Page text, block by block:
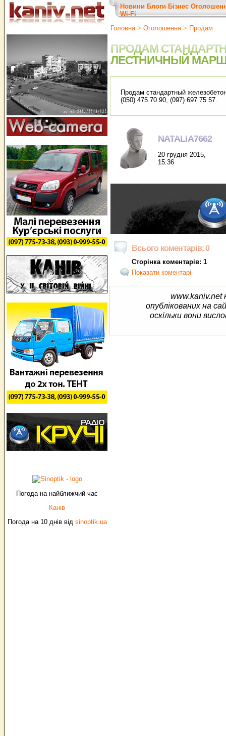
Погода на найближчий час
Канів
Погода на 10 днів від sinoptik.ua
Новини Блоги Бізнес
Wi-Fi
Головна> Оголошення > Продам
ПРОДАМ
ЛЕСТНИЧНЫЙ МАРШ
Продам стандартный
(050) 475 70 90, (097) 697 75 57.
NATALIA7662
20 грудня 2015,
15:36
Всього коментарів: 0
Сторінка коментарів: 1
Показати коментарі
www.kaniv.net
опублікованих на
оскільки вони